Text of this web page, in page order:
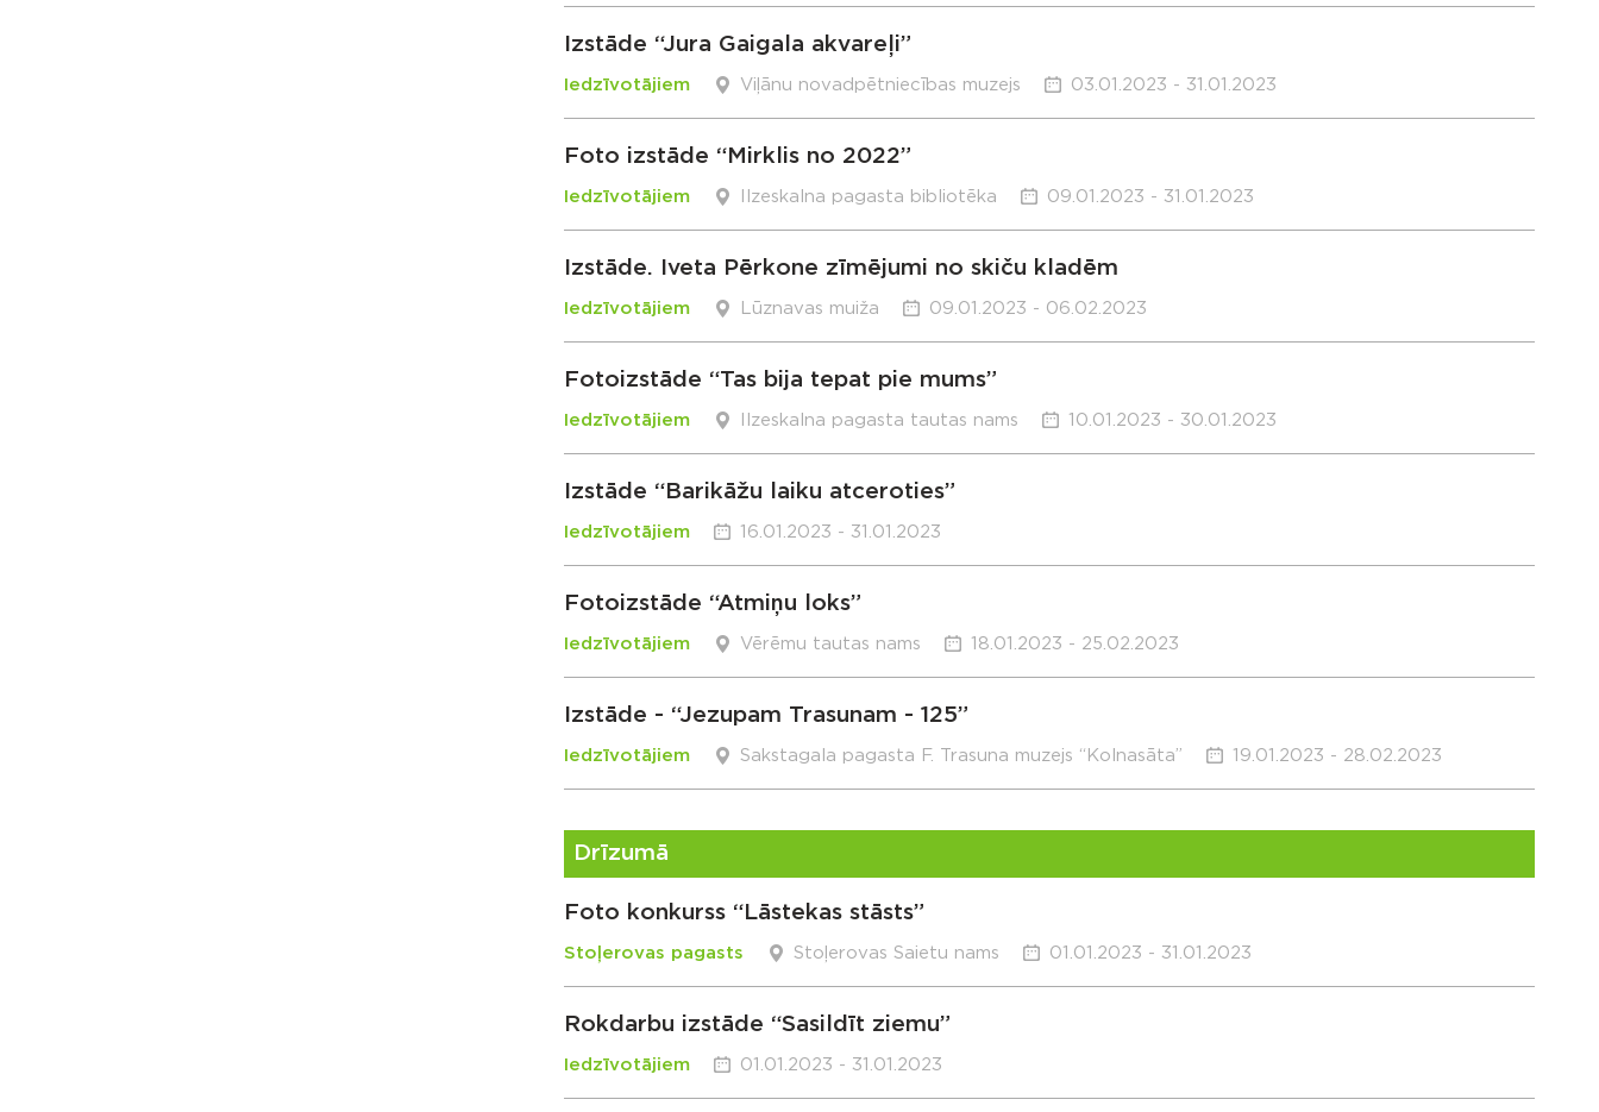
Izstāde “Jura Gaigala akvareļi”
Iedzīvotājiem Viļānu novadpētniecības muzejs 03.01.2023 - 31.01.2023
Foto izstāde “Mirklis no 2022”
Iedzīvotājiem Ilzeskalna pagasta bibliotēka 09.01.2023 - 31.01.2023
Izstāde. Iveta Pērkone zīmējumi no skiču kladēm
Iedzīvotājiem Lūznavas muiža 09.01.2023 - 06.02.2023
Fotoizstāde “Tas bija tepat pie mums”
Iedzīvotājiem Ilzeskalna pagasta tautas nams 10.01.2023 - 30.01.2023
Izstāde “Barikāžu laiku atceroties”
Iedzīvotājiem 16.01.2023 - 31.01.2023
Fotoizstāde “Atmiņu loks”
Iedzīvotājiem Vērēmu tautas nams 18.01.2023 - 25.02.2023
Izstāde - “Jezupam Trasunam - 125”
Iedzīvotājiem Sakstagala pagasta F. Trasuna muzejs “Kolnasāta” 19.01.2023 - 28.02.2023
Drīzumā
Foto konkurss “Lāstekas stāsts”
Stoļerovas pagasts Stoļerovas Saietu nams 01.01.2023 - 31.01.2023
Rokdarbu izstāde “Sasildīt ziemu”
Iedzīvotājiem 01.01.2023 - 31.01.2023